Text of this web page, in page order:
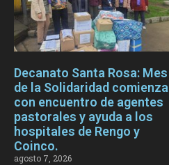
Decanato Santa Rosa: Mes
de la Solidaridad comienza
con encuentro de agentes
pastorales y ayuda a los
hospitales de Rengo y
Coinco.
agosto 7, 2026